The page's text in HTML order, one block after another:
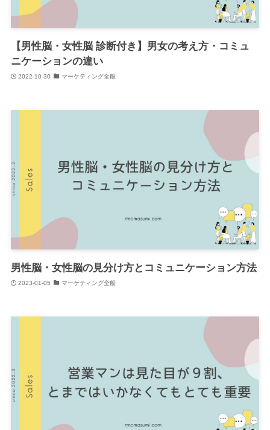
【男性脳・女性脳 診断付き】男女の考え方・コミュ
ニケーションの違い
2022-10-30 マーケティング全般
男性脳・女性脳の見分け方とコミュニケーション方法
2023-01-05 マーケティング全般